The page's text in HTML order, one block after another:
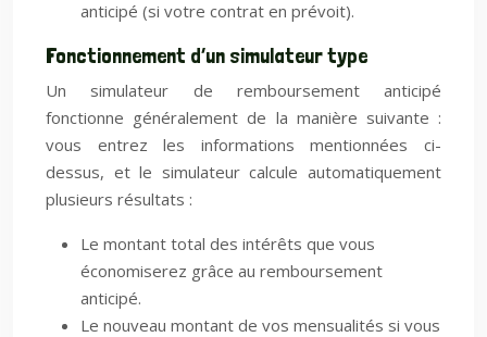
anticipé (si votre contrat en prévoit).
Fonctionnement d’un simulateur type
Un simulateur de remboursement anticipé
fonctionne généralement de la manière suivante :
vous entrez les informations mentionnées ci-
dessus, et le simulateur calcule automatiquement
plusieurs résultats :
Le montant total des intérêts que vous
économiserez grâce au remboursement
anticipé.
Le nouveau montant de vos mensualités si vous